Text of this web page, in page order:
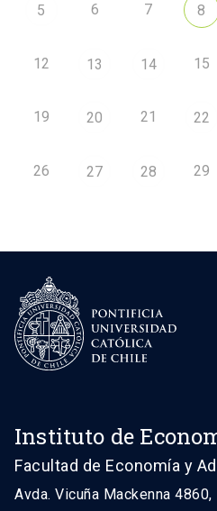
5 6 7 8
12 13 14 15
19 20 21 22
26 27 28 29
Instituto de
Facultad de Economía y
Avda. Vicuña Mackenna